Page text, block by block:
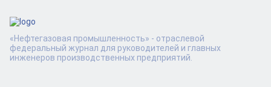
«Нефтегазовая промышленность» - отраслевой
федеральный журнал для руководителей и главных
инженеров производственных предприятий.